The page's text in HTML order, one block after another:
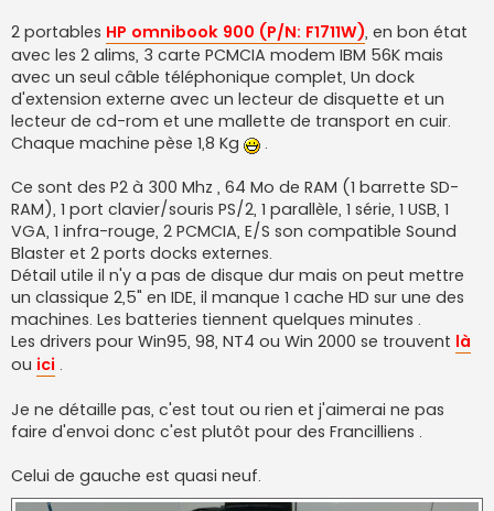
l
u
2 portables HP omnibook 900 (P/N: F1711W), en bon état
avec les 2 alims, 3 carte PCMCIA modem IBM 56K mais
avec un seul câble téléphonique complet, Un dock
d'extension externe avec un lecteur de disquette et un
lecteur de cd-rom et une mallette de transport en cuir.
Chaque machine pèse 1,8 Kg
.
Ce sont des P2 à 300 Mhz , 64 Mo de RAM (1 barrette SD-
RAM), 1 port clavier/souris PS/2, 1 parallèle, 1 série, 1 USB, 1
VGA, 1 infra-rouge, 2 PCMCIA, E/S son compatible Sound
Blaster et 2 ports docks externes.
Détail utile il n'y a pas de disque dur mais on peut mettre
un classique 2,5" en IDE, il manque 1 cache HD sur une des
machines. Les batteries tiennent quelques minutes .
Les drivers pour Win95, 98, NT4 ou Win 2000 se trouvent là
ou ici .
Je ne détaille pas, c'est tout ou rien et j'aimerai ne pas
faire d'envoi donc c'est plutôt pour des Francilliens .
Celui de gauche est quasi neuf.